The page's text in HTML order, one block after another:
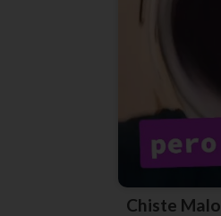
Chiste Malo